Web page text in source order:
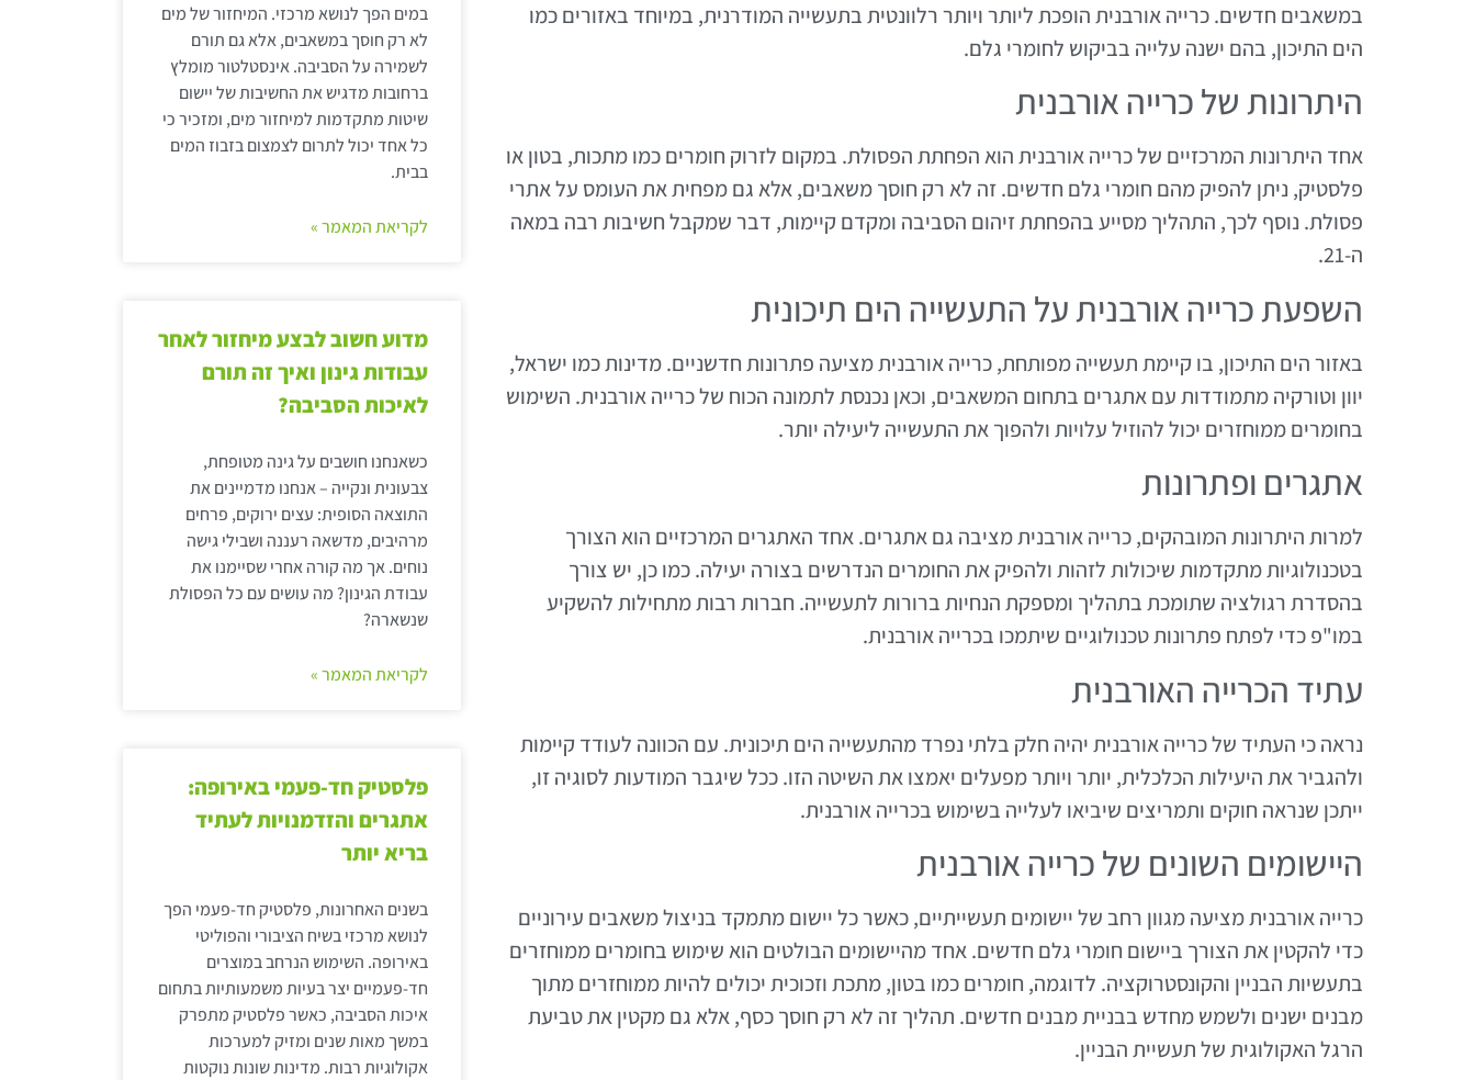
במשאבים חדשים. כרייה אורבנית הופכת ליותר ויותר רלוונטית בתעשייה המודרנית, במיוחד באזורים כמו
הים התיכון, בהם ישנה עלייה בביקוש לחומרי גלם.
היתרונות של כרייה אורבנית
אחד היתרונות המרכזיים של כרייה אורבנית הוא הפחתת הפסולת. במקום לזרוק חומרים כמו מתכות, בטון או
פלסטיק, ניתן להפיק מהם חומרי גלם חדשים. זה לא רק חוסך משאבים, אלא גם מפחית את העומס על אתרי
פסולת. נוסף לכך, התהליך מסייע בהפחתת זיהום הסביבה ומקדם קיימות, דבר שמקבל חשיבות רבה במאה
ה-21.
השפעת כרייה אורבנית על התעשייה הים תיכונית
באזור הים התיכון, בו קיימת תעשייה מפותחת, כרייה אורבנית מציעה פתרונות חדשניים. מדינות כמו ישראל,
יוון וטורקיה מתמודדות עם אתגרים בתחום המשאבים, וכאן נכנסת לתמונה הכוח של כרייה אורבנית. השימוש
בחומרים ממוחזרים יכול להוזיל עלויות ולהפוך את התעשייה ליעילה יותר.
אתגרים ופתרונות
למרות היתרונות המובהקים, כרייה אורבנית מציבה גם אתגרים. אחד האתגרים המרכזיים הוא הצורך
בטכנולוגיות מתקדמות שיכולות לזהות ולהפיק את החומרים הנדרשים בצורה יעילה. כמו כן, יש צורך
בהסדרת רגולציה שתומכת בתהליך ומספקת הנחיות ברורות לתעשייה. חברות רבות מתחילות להשקיע
במו"פ כדי לפתח פתרונות טכנולוגיים שיתמכו בכרייה אורבנית.
עתיד הכרייה האורבנית
נראה כי העתיד של כרייה אורבנית יהיה חלק בלתי נפרד מהתעשייה הים תיכונית. עם הכוונה לעודד קיימות
ולהגביר את היעילות הכלכלית, יותר ויותר מפעלים יאמצו את השיטה הזו. ככל שיגבר המודעות לסוגיה זו,
ייתכן שנראה חוקים ותמריצים שיביאו לעלייה בשימוש בכרייה אורבנית.
היישומים השונים של כרייה אורבנית
כרייה אורבנית מציעה מגוון רחב של יישומים תעשייתיים, כאשר כל יישום מתמקד בניצול משאבים עירוניים
כדי להקטין את הצורך ביישום חומרי גלם חדשים. אחד מהיישומים הבולטים הוא שימוש בחומרים ממוחזרים
בתעשיות הבניין והקונסטרוקציה. לדוגמה, חומרים כמו בטון, מתכת וזכוכית יכולים להיות ממוחזרים מתוך
מבנים ישנים ולשמש מחדש בבניית מבנים חדשים. תהליך זה לא רק חוסך כסף, אלא גם מקטין את טביעת
הרגל האקולוגית של תעשיית הבניין.
במים הפך לנושא מרכזי. המיחזור של מים
לא רק חוסך במשאבים, אלא גם תורם
לשמירה על הסביבה. אינסטלטור מומלץ
ברחובות מדגיש את החשיבות של יישום
שיטות מתקדמות למיחזור מים, ומזכיר כי
כל אחד יכול לתרום לצמצום בזבוז המים
בבית.
לקריאת המאמר »
מדוע חשוב לבצע מיחזור לאחר
עבודות גינון ואיך זה תורם
לאיכות הסביבה?
כשאנחנו חושבים על גינה מטופחת,
צבעונית ונקייה – אנחנו מדמיינים את
התוצאה הסופית: עצים ירוקים, פרחים
מרהיבים, מדשאה רעננה ושבילי גישה
נוחים. אך מה קורה אחרי שסיימנו את
עבודת הגינון? מה עושים עם כל הפסולת
שנשארה?
לקריאת המאמר »
פלסטיק חד-פעמי באירופה:
אתגרים והזדמנויות לעתיד
בריא יותר
בשנים האחרונות, פלסטיק חד-פעמי הפך
לנושא מרכזי בשיח הציבורי והפוליטי
באירופה. השימוש הנרחב במוצרים
חד-פעמיים יצר בעיות משמעותיות בתחום
איכות הסביבה, כאשר פלסטיק מתפרק
במשך מאות שנים ומזיק למערכות
אקולוגיות רבות. מדינות שונות נוקטות